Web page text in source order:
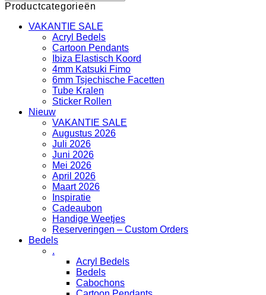
Productcategorieën
VAKANTIE SALE
Acryl Bedels
Cartoon Pendants
Ibiza Elastisch Koord
4mm Katsuki Fimo
6mm Tsjechische Facetten
Tube Kralen
Sticker Rollen
Nieuw
VAKANTIE SALE
Augustus 2026
Juli 2026
Juni 2026
Mei 2026
April 2026
Maart 2026
Inspiratie
Cadeaubon
Handige Weetjes
Reserveringen – Custom Orders
Bedels
.
Acryl Bedels
Bedels
Cabochons